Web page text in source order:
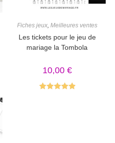
Fiches jeux, Meilleures ventes
Les tickets pour le jeu de
mariage la Tombola
10,00 €